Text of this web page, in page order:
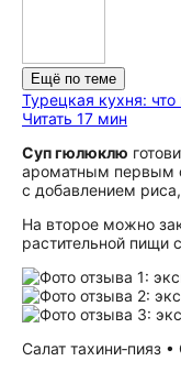
Ещё по теме
Турецкая кухня:
Читать 17 мин
Суп гюлюклю
ароматным первым
с добавлением
На второе можно
растительной пищи
Салат тахини‑пияз